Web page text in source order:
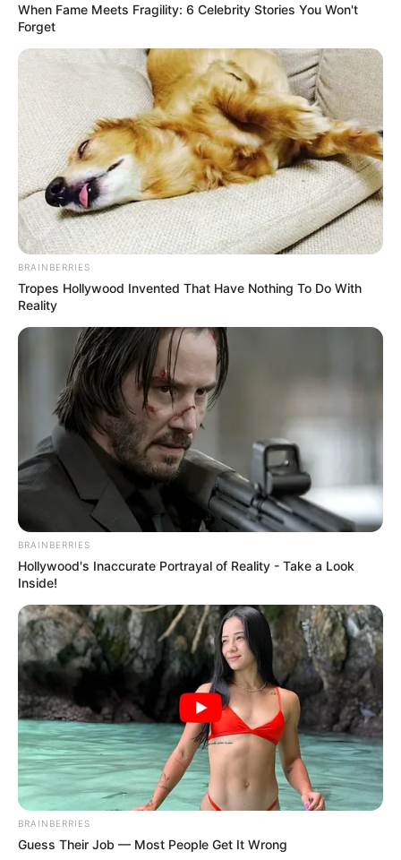
When Fame Meets Fragility: 6 Celebrity Stories You Won't
Forget
BRAINBERRIES
Tropes Hollywood Invented That Have Nothing To Do With
Reality
BRAINBERRIES
Hollywood's Inaccurate Portrayal of Reality - Take a Look
Inside!
BRAINBERRIES
Guess Their Job — Most People Get It Wrong